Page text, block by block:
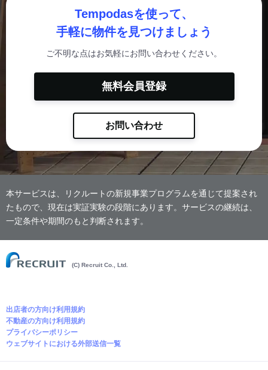
Tempodasを使って、
手軽に物件を見つけましょう
ご不明な点はお気軽にお問い合わせください。
無料会員登録
お問い合わせ
本サービスは、リクルートの新規事業プログラムを通じて提案され
たもので、現在は実証実験の段階にあります。サービスの継続は、
一定条件や期間のもと判断されます。
(C) Recruit Co., Ltd.
出店者の方向け利用規約
不動産の方向け利用規約
プライバシーポリシー
ウェブサイトにおける外部送信一覧